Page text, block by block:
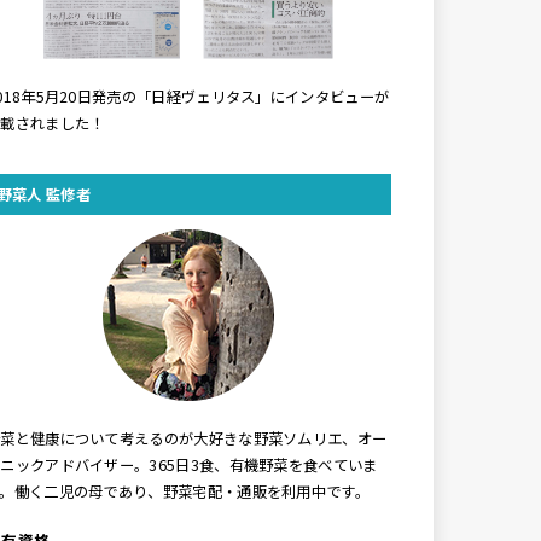
年5月20日発売の「日経ヴェリタス」にインタビューが
されました！
菜人 監修者
と健康について考えるのが大好きな野菜ソムリエ、オー
ックアドバイザー。365日3食、有機野菜を食べていま
働く二児の母であり、野菜宅配・通販を利用中です。